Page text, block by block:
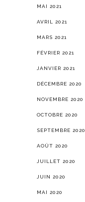
MAI 2021
AVRIL 2021
MARS 2021
FÉVRIER 2021
JANVIER 2021
DÉCEMBRE 2020
NOVEMBRE 2020
OCTOBRE 2020
SEPTEMBRE 2020
AOÛT 2020
JUILLET 2020
JUIN 2020
MAI 2020